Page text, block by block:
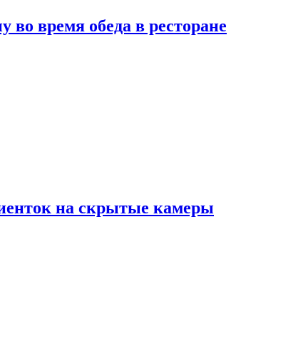
время обеда в ресторане
на скрытые камеры